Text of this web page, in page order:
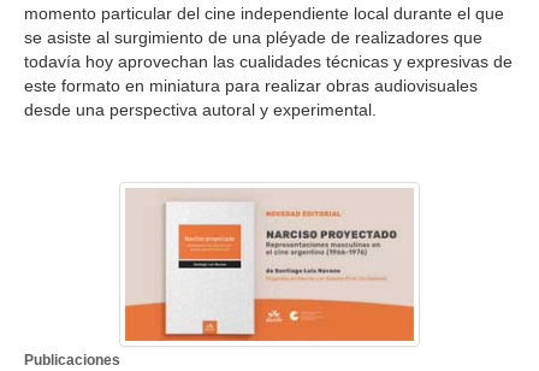
momento particular del cine independiente local durante el que
se asiste al surgimiento de una pléyade de realizadores que
todavía hoy aprovechan las cualidades técnicas y expresivas de
este formato en miniatura para realizar obras audiovisuales
desde una perspectiva autoral y experimental.
Publicaciones